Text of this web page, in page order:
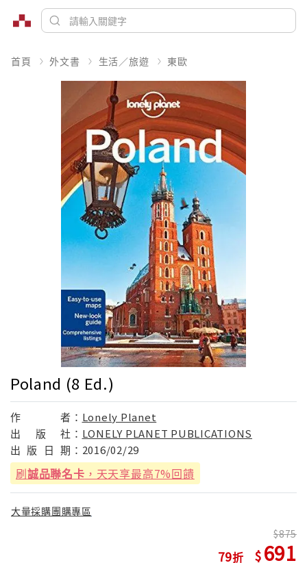
首頁 外文書 生活／旅遊 東歐
Poland (8 Ed.)
作 者： Lonely Planet
出
版 社： LONELY PLANET PUBLICATIONS
出 版 日 期： 2016/02/29
刷誠品聯名卡 ，天天享最高7%回饋
大量採購團購專區
79
875
691